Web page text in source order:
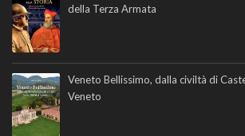
della Terza Armata
Veneto Bellissimo, dalla civiltà di
Veneto